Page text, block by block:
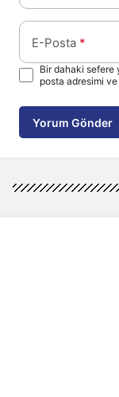
E-Posta *
Bir dahaki sefere
posta adresimi
Yorum Gönder